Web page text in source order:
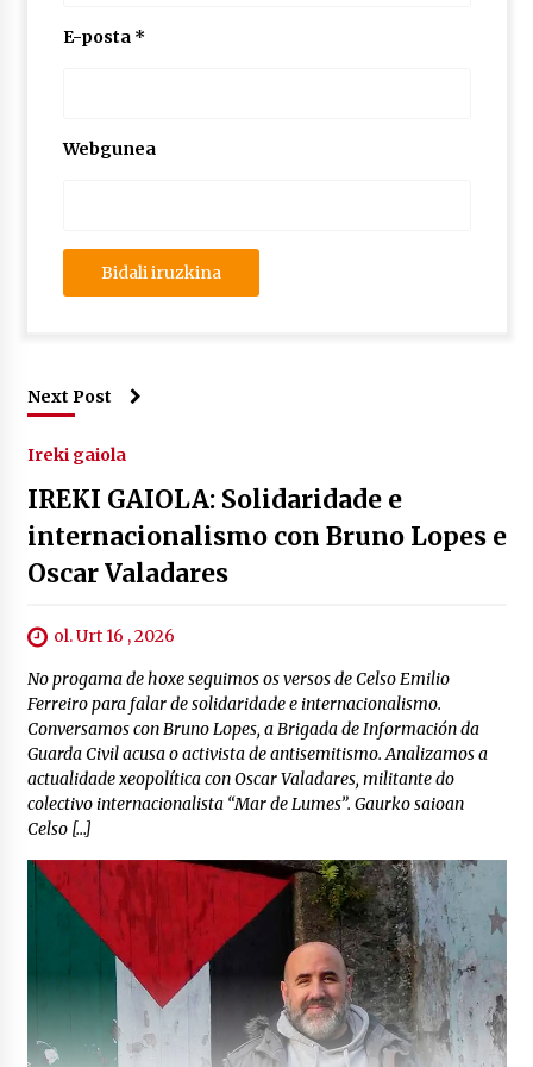
E-posta *
Webgunea
Next Post
Ireki gaiola
IREKI GAIOLA: Solidaridade e
internacionalismo con Bruno Lopes e
Oscar Valadares
ol. Urt 16 , 2026
No progama de hoxe seguimos os versos de Celso Emilio
Ferreiro para falar de solidaridade e internacionalismo.
Conversamos con Bruno Lopes, a Brigada de Información da
Guarda Civil acusa o activista de antisemitismo. Analizamos a
actualidade xeopolítica con Oscar Valadares, militante do
colectivo internacionalista “Mar de Lumes”. Gaurko saioan
Celso […]